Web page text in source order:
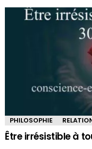
PHILOSOPHIE
Être irrésistible à